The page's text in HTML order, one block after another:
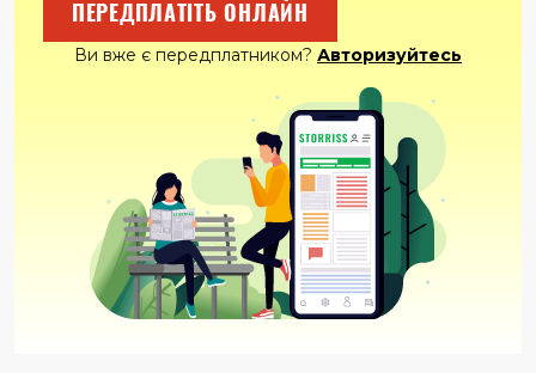
ПЕРЕДПЛАТІТЬ ОНЛАЙН
Ви вже є передплатником? Авторизуйтесь